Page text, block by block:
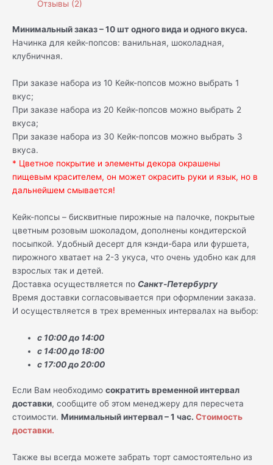
Отзывы (2)
Минимальный заказ – 10 шт одного вида и одного вкуса.
Начинка для кейк-попсов: ванильная, шоколадная,
клубничная.
При заказе набора из 10 Кейк-попсов можно выбрать 1
вкус;
При заказе набора из 20 Кейк-попсов можно выбрать 2
вкуса;
При заказе набора из 30 Кейк-попсов можно выбрать 3
вкуса.
* Цветное покрытие и элементы декора окрашены
пищевым красителем, он может окрасить руки и язык, но в
дальнейшем смывается!
Кейк-попсы – бисквитные пирожные на палочке, покрытые
цветным розовым шоколадом, дополнены кондитерской
посыпкой. Удобный десерт для кэнди-бара или фуршета,
пирожного хватает на 2-3 укуса, что очень удобно как для
взрослых так и детей.
Доставка осуществляется по Санкт-Петербургу
Время доставки согласовывается при оформлении заказа.
И осуществляется в трех временных интервалах на выбор:
с 10:00 до 14:00
с 14:00 до 18:00
с 17:00 до 20:00
Если Вам необходимо сократить временной интервал
доставки, сообщите об этом менеджеру для пересчета
стоимости. Минимальный интервал – 1 час. Стоимость
доставки.
Также вы всегда можете забрать торт самостоятельно из